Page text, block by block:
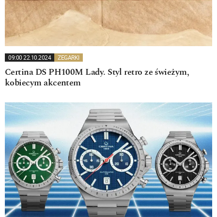
09:00 22.10.2024 ZEGARKI
Certina DS PH100M Lady. Styl retro ze świeżym,
kobiecym akcentem